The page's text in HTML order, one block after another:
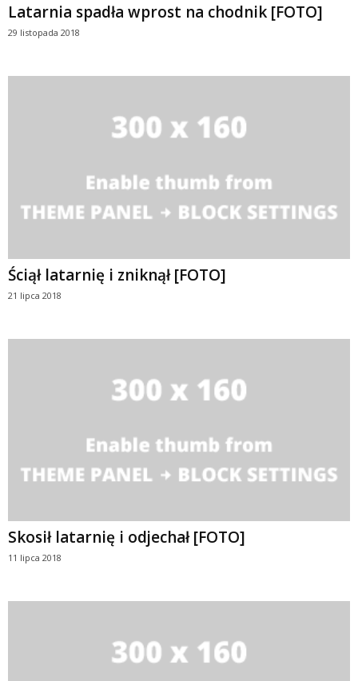
Latarnia spadła wprost na chodnik [FOTO]
29 listopada 2018
Ściął latarnię i zniknął [FOTO]
21 lipca 2018
Skosił latarnię i odjechał [FOTO]
11 lipca 2018